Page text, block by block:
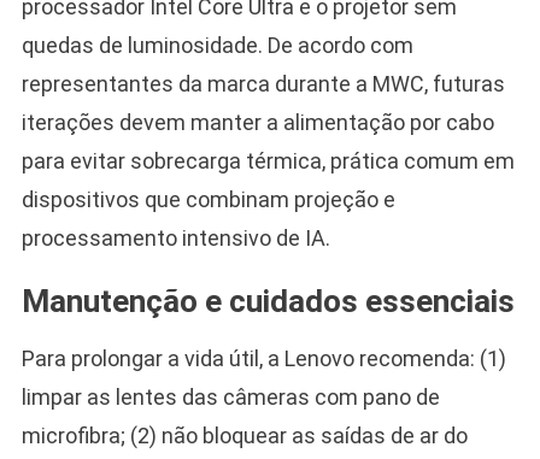
processador Intel Core Ultra e o projetor sem
quedas de luminosidade. De acordo com
representantes da marca durante a MWC, futuras
iterações devem manter a alimentação por cabo
para evitar sobrecarga térmica, prática comum em
dispositivos que combinam projeção e
processamento intensivo de IA.
Manutenção e cuidados essenciais
Para prolongar a vida útil, a Lenovo recomenda: (1)
limpar as lentes das câmeras com pano de
microfibra; (2) não bloquear as saídas de ar do